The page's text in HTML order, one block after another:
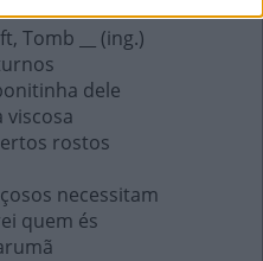
Tomb __ (ing.)
dele
viscosa
rostos
necessitam
quem és